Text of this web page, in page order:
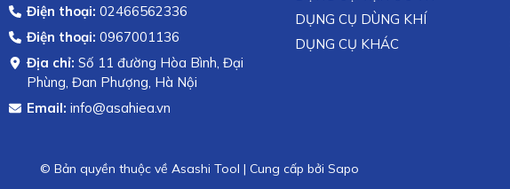
Điện thoại: 02466562336
Điện thoại: 0967001136
Địa chỉ:Số 11 đường Hòa Bình, Đại
Phùng, Đan Phượng, Hà Nội
Email:info@asahiea.vn
DỤNG CỤ DÙNG KHÍ
DỤNG CỤ KHÁC
© Bản quyền thuộc về Asashi Tool | Cung cấp bởi Sapo